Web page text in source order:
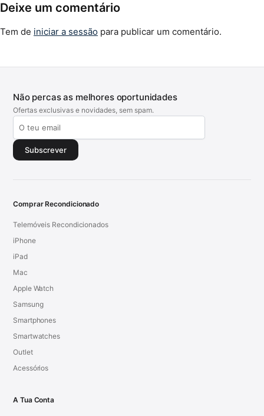
Deixe um comentário
Tem de iniciar a sessão para publicar um comentário.
Não percas as melhores oportunidades
Ofertas exclusivas e novidades, sem spam.
Subscrever
Comprar Recondicionado
Telemóveis Recondicionados
iPhone
iPad
Mac
Apple Watch
Samsung
Smartphones
Smartwatches
Outlet
Acessórios
A Tua Conta